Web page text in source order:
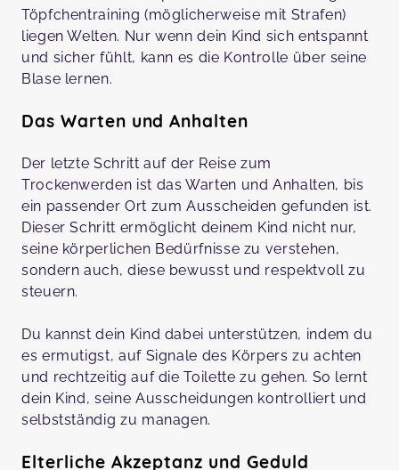
Töpfchentraining (möglicherweise mit Strafen)
liegen Welten. Nur wenn dein Kind sich entspannt
und sicher fühlt, kann es die Kontrolle über seine
Blase lernen.
Das Warten und Anhalten
Der letzte Schritt auf der Reise zum
Trockenwerden ist das Warten und Anhalten, bis
ein passender Ort zum Ausscheiden gefunden ist.
Dieser Schritt ermöglicht deinem Kind nicht nur,
seine körperlichen Bedürfnisse zu verstehen,
sondern auch, diese bewusst und respektvoll zu
steuern.
Du kannst dein Kind dabei unterstützen, indem du
es ermutigst, auf Signale des Körpers zu achten
und rechtzeitig auf die Toilette zu gehen. So lernt
dein Kind, seine Ausscheidungen kontrolliert und
selbstständig zu managen.
Elterliche Akzeptanz und Geduld